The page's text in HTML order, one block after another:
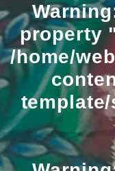
Warning
property
/home/